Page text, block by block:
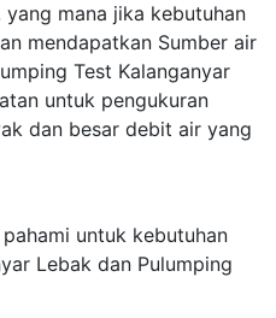
mana jika kebutuhan
mendapatkan Sumber air
Test Kalanganyar
untuk pengukuran
dan besar debit air yang
untuk kebutuhan
Lebak dan Pulumping